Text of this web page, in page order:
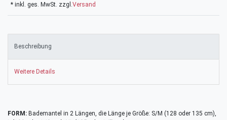
* inkl. ges. MwSt. zzgl. Versand
Beschreibung
Weitere Details
FORM: Bademantel in 2 Längen, die Länge je Größe: S/M (128 oder 135 cm),